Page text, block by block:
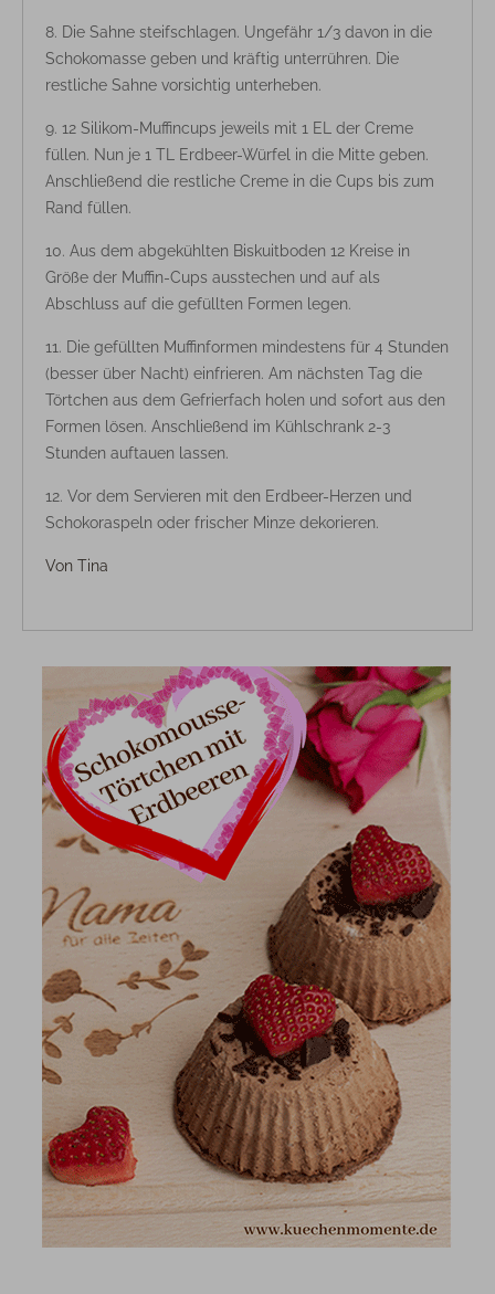
Die Sahne steifschlagen. Ungefähr 1/3 davon in die
Schokomasse geben und kräftig unterrühren. Die
restliche Sahne vorsichtig unterheben.
12 Silikom-Muffincups jeweils mit 1 EL der Creme
füllen. Nun je 1 TL Erdbeer-Würfel in die Mitte geben.
Anschließend die restliche Creme in die Cups bis zum
Rand füllen.
Aus dem abgekühlten Biskuitboden 12 Kreise in
Größe der Muffin-Cups ausstechen und auf als
Abschluss auf die gefüllten Formen legen.
Die gefüllten Muffinformen mindestens für 4 Stunden
(besser über Nacht) einfrieren. Am nächsten Tag die
Törtchen aus dem Gefrierfach holen und sofort aus den
Formen lösen. Anschließend im Kühlschrank 2-3
Stunden auftauen lassen.
Vor dem Servieren mit den Erdbeer-Herzen und
Schokoraspeln oder frischer Minze dekorieren.
Von Tina